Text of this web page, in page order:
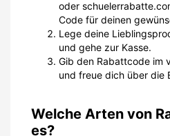
oder
Code für deinen
Lege deine
und gehe zur Kasse.
Gib den Rabattcode im
und freue dich über die
Welche Arten von
es?